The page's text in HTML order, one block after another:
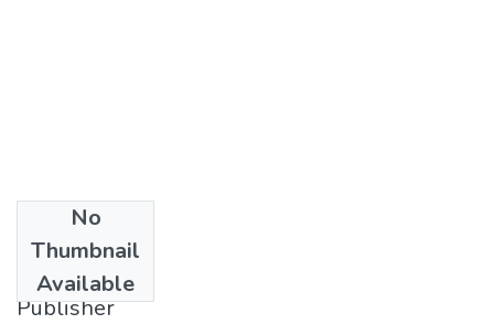
No
Thumbnail
Available
1983
Publisher